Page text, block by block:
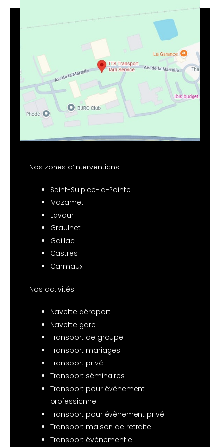
Nos zones d’interventions
Saint-Sulpice-la-Pointe
Mazamet
Lavaur
Graulhet
Gaillac
Castres
Carmaux
Nos activités
Navette aéroport
Navette gare
Transport de groupe
Transport mariages
Transport privé
Transport séminaires
Transport pour évènement
professionnel
Transport pour évènement privé
Transport maison de retraite
Transport évènementiel